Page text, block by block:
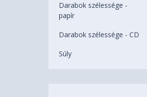
Darabok szélessége -
papír
Darabok szélessége - CD
Súly